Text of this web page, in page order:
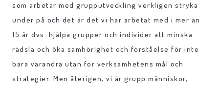
som arbetar med grupputveckling verkligen stryka
under på och det är det vi har arbetat med i mer än
15 år dvs. hjälpa grupper och individer att minska
rädsla och öka samhörighet och förståelse för inte
bara varandra utan för verksamhetens mål och
strategier. Men återigen, vi är grupp människor,